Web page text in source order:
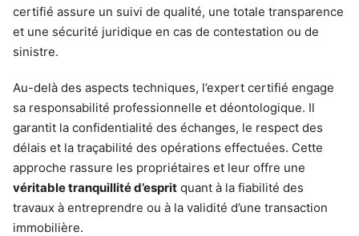
certifié assure un suivi de qualité, une totale transparence
et une sécurité juridique en cas de contestation ou de
sinistre.
Au-delà des aspects techniques, l’expert certifié engage
sa responsabilité professionnelle et déontologique. Il
garantit la confidentialité des échanges, le respect des
délais et la traçabilité des opérations effectuées. Cette
approche rassure les propriétaires et leur offre une
véritable tranquillité d’esprit quant à la fiabilité des
travaux à entreprendre ou à la validité d’une transaction
immobilière.